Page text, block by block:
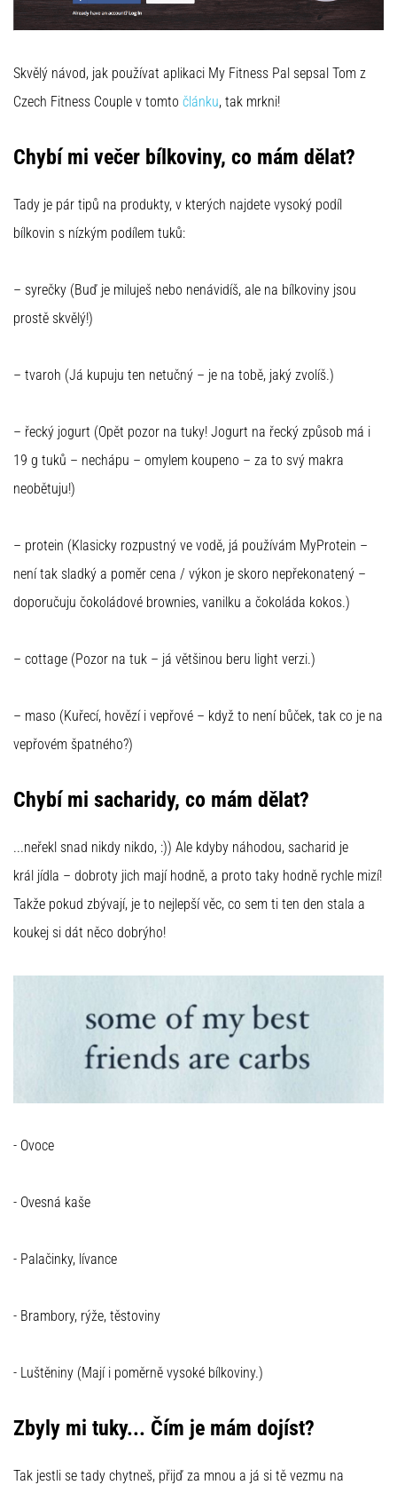
Skvělý návod, jak používat aplikaci My Fitness Pal sepsal Tom z
Czech Fitness Couple v tomto článku, tak mrkni!
Chybí mi večer bílkoviny, co mám dělat?
Tady je pár tipů na produkty, v kterých najdete vysoký podíl
bílkovin s nízkým podílem tuků:
– syrečky (Buď je miluješ nebo nenávidíš, ale na bílkoviny jsou
prostě skvělý!)
– tvaroh (Já kupuju ten netučný – je na tobě, jaký zvolíš.)
– řecký jogurt (Opět pozor na tuky! Jogurt na řecký způsob má i
19 g tuků – nechápu – omylem koupeno – za to svý makra
neobětuju!)
– protein (Klasicky rozpustný ve vodě, já používám MyProtein –
není tak sladký a poměr cena / výkon je skoro nepřekonatený –
doporučuju čokoládové brownies, vanilku a čokoláda kokos.)
– cottage (Pozor na tuk – já většinou beru light verzi.)
– maso (Kuřecí, hovězí i vepřové – když to není bůček, tak co je na
vepřovém špatného?)
Chybí mi sacharidy, co mám dělat?
...neřekl snad nikdy nikdo, :)) Ale kdyby náhodou, sacharid je
král jídla – dobroty jich mají hodně, a proto taky hodně rychle mizí!
Takže pokud zbývají, je to nejlepší věc, co sem ti ten den stala a
koukej si dát něco dobrýho!
- Ovoce
- Ovesná kaše
- Palačinky, lívance
- Brambory, rýže, těstoviny
- Luštěniny (Mají i poměrně vysoké bílkoviny.)
Zbyly mi tuky... Čím je mám dojíst?
Tak jestli se tady chytneš, přijď za mnou a já si tě vezmu na